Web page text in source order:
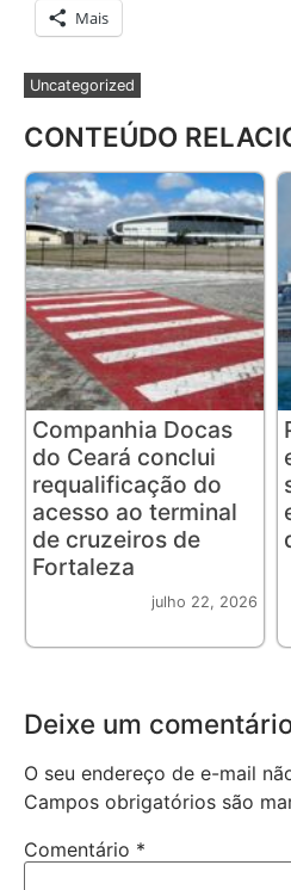
Mais
Uncategorized
CONTEÚDO
Companhia Docas
do Ceará conclui
requalificação do
acesso ao terminal
de cruzeiros de
Fortaleza
julho 22, 2026
Deixe um
O seu endereço de e-mail
Campos obrigatórios são
Comentário *